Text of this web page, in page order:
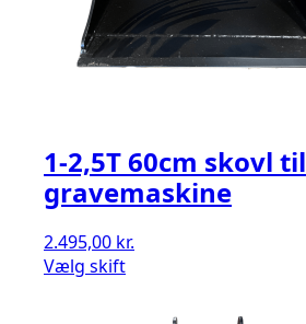
1-2,5T 60cm skovl til
gravemaskine
2.495,00 kr.
Vælg skift